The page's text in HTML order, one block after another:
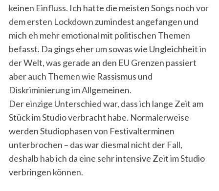
keinen Einfluss. Ich hatte die meisten Songs noch vor
dem ersten Lockdown zumindest angefangen und
mich eh mehr emotional mit politischen Themen
befasst. Da gings eher um sowas wie Ungleichheit in
der Welt, was gerade an den EU Grenzen passiert
aber auch Themen wie Rassismus und
Diskriminierung im Allgemeinen.
Der einzige Unterschied war, dass ich lange Zeit am
Stück im Studio verbracht habe. Normalerweise
werden Studiophasen von Festivalterminen
unterbrochen – das war diesmal nicht der Fall,
deshalb hab ich da eine sehr intensive Zeit im Studio
verbringen können.